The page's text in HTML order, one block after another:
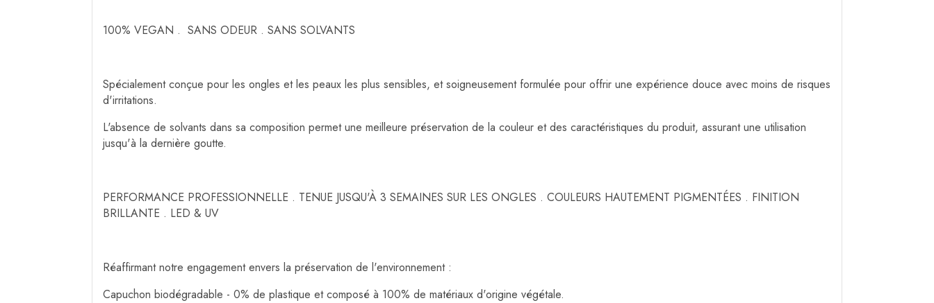
100% VEGAN . SANS ODEUR . SANS SOLVANTS
Spécialement conçue pour les ongles et les peaux les plus sensibles, et soigneusement formulée pour offrir une expérience douce avec moins de risques
d'irritations.
L'absence de solvants dans sa composition permet une meilleure préservation de la couleur et des caractéristiques du produit, assurant une utilisation
jusqu'à la dernière goutte.
PERFORMANCE PROFESSIONNELLE . TENUE JUSQU'À 3 SEMAINES SUR LES ONGLES . COULEURS HAUTEMENT PIGMENTÉES . FINITION
BRILLANTE . LED & UV
Réaffirmant notre engagement envers la préservation de l'environnement :
Capuchon biodégradable - 0% de plastique et composé à 100% de matériaux d'origine végétale.